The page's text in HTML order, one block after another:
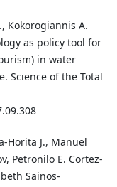
Kokorogiannis A.
as policy tool for
in water
Science of the Total
Horita J., Manuel
Petronilo E. Cortez-
Sainos-